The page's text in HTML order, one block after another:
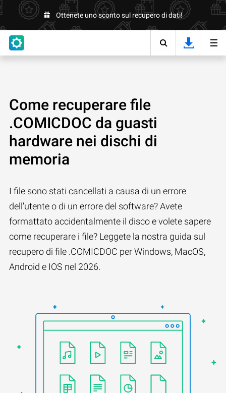
Ottenete uno sconto sul recupero di dati!
Come recuperare file
.COMICDOC da guasti
hardware nei dischi di
memoria
I file sono stati cancellati a causa di un errore
dell'utente o di un errore del software? Avete
formattato accidentalmente il disco e volete sapere
come recuperare i file? Leggete la nostra guida sul
recupero di file .COMICDOC per Windows, MacOS,
Android e IOS nel 2026.